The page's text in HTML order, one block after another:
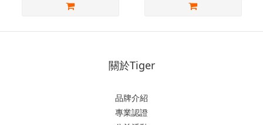
關於Tiger
品牌介紹
專業認證